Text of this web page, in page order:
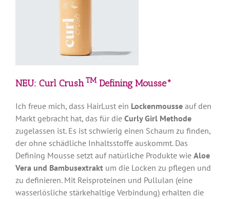
NEU: Curl Crush TMDefining Mousse*
Ich freue mich, dass HairLust ein Lockenmousseauf den
Markt gebracht hat, das für die Curly Girl Methode
zugelassen ist. Es ist schwierig einen Schaum zu finden,
der ohne schädliche Inhaltsstoffe auskommt. Das
Defining Mousse setzt auf natürliche Produkte wie Aloe
Vera und Bambusextraktum die Locken zu pflegen und
zu definieren. Mit Reisproteinen und Pullulan (eine
wasserlösliche stärkehaltige Verbindung) erhalten die